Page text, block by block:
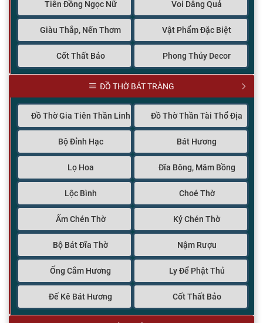
Tiên Đồng Ngọc Nữ Voi Dâng Quả
Giàu Thắp, Nến Thơm Vật Phẩm Đặc Biệt
Cốt Thất Bảo Phong Thủy Decor
ĐỒ THỜ BÁT TRÀNG
Đồ Thờ Gia Tiên Thần Linh Đồ Thờ Thần Tài Thổ Địa
Bộ Đỉnh Hạc Bát Hương
Lọ Hoa Đĩa Bông, Mâm Bồng
Lộc Bình Choé Thờ
Ấm Chén Thờ Kỷ Chén Thờ
Bộ Bát Đĩa Thờ Nậm Rượu
Ống Cắm Hương Ly Để Phật Thủ
Đế Kê Bát Hương Cốt Thất Bảo